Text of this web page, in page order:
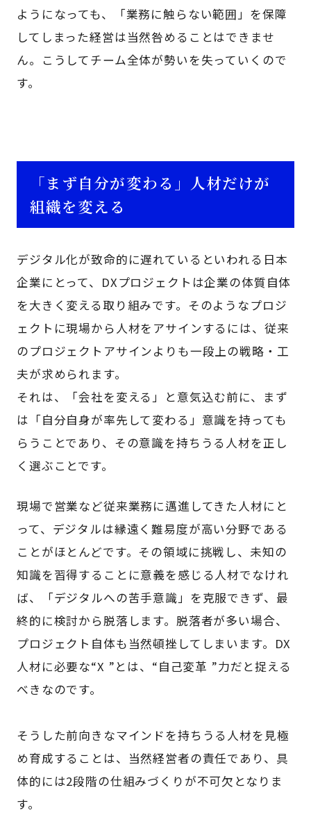
ようになっても、「業務に触らない範囲」を保障
してしまった経営は当然咎めることはできませ
ん。こうしてチーム全体が勢いを失っていくので
す。
「まず自分が変わる」人材だけが
組織を変える
デジタル化が致命的に遅れているといわれる日本
企業にとって、DXプロジェクトは企業の体質自体
を大きく変える取り組みです。そのようなプロジ
ェクトに現場から人材をアサインするには、従来
のプロジェクトアサインよりも一段上の戦略・工
夫が求められます。
それは、「会社を変える」と意気込む前に、まず
は「自分自身が率先して変わる」意識を持っても
らうことであり、その意識を持ちうる人材を正し
く選ぶことです。
現場で営業など従来業務に邁進してきた人材にと
って、デジタルは縁遠く難易度が高い分野である
ことがほとんどです。その領域に挑戦し、未知の
知識を習得することに意義を感じる人材でなけれ
ば、「デジタルへの苦手意識」を克服できず、最
終的に検討から脱落します。脱落者が多い場合、
プロジェクト自体も当然頓挫してしまいます。DX
人材に必要な“X ”とは、“自己変革 ”力だと捉える
べきなのです。
そうした前向きなマインドを持ちうる人材を見極
め育成することは、当然経営者の責任であり、具
体的には2段階の仕組みづくりが不可欠となりま
す。